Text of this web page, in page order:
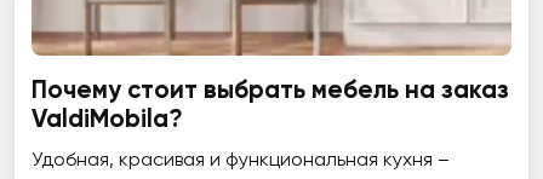
Почему стоит выбрать мебель на заказ
ValdiMobila?
Удобная, красивая и функциональная кухня –